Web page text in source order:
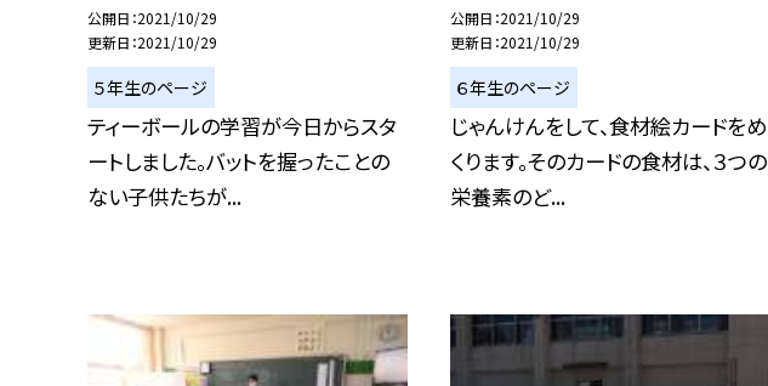
公開日 2021/10/29
更新日 2021/10/29
５年生のページ
ティーボールの学習が今日からスタ
ートしました。バットを握ったことの
ない子供たちが...
公開日 2021/10/29
更新日 2021/10/29
６年生のページ
じゃんけんをして、食材絵カードをめ
くります。そのカードの食材は、３つの
栄養素のど...